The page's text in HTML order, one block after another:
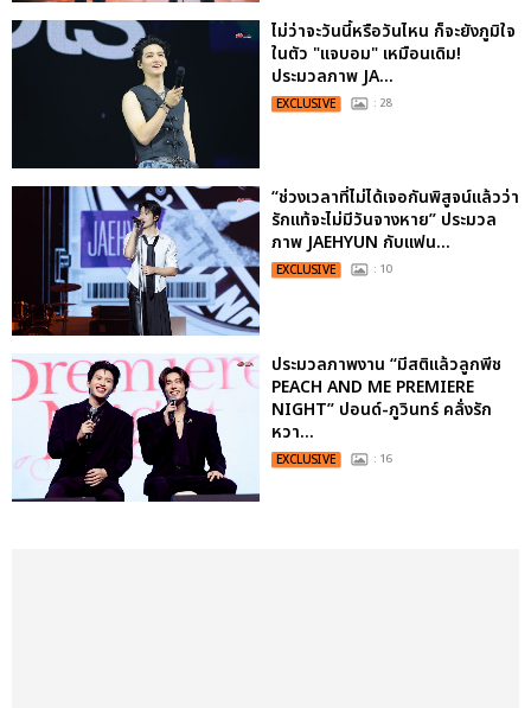
ไม่ว่าจะวันนี้หรือวันไหน ก็จะยังภูมิใจ
ในตัว "แจบอม" เหมือนเดิม!
ประมวลภาพ JA...
EXCLUSIVE : 28
“ช่วงเวลาที่ไม่ได้เจอกันพิสูจน์แล้วว่า
รักแท้จะไม่มีวันจางหาย” ประมวล
ภาพ JAEHYUN กับแฟน...
EXCLUSIVE : 10
ประมวลภาพงาน “มีสติแล้วลูกพีช
PEACH AND ME PREMIERE
NIGHT” ปอนด์-ภูวินทร์ คลั่งรัก
หวา...
EXCLUSIVE : 16